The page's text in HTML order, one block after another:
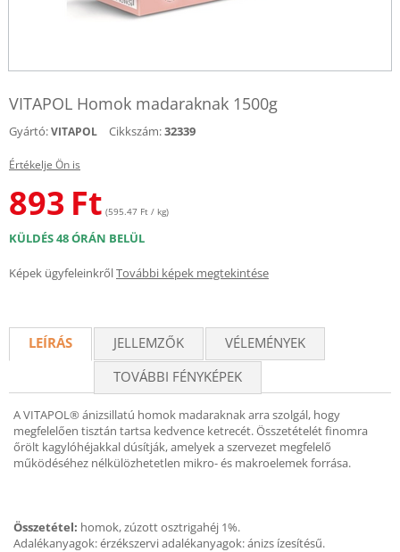
VITAPOL Homok madaraknak 1500g
Gyártó:VITAPOL Cikkszám:32339
Értékelje Ön is
893 Ft (595.47 Ft / kg)
KÜLDÉS 48 ÓRÁN BELÜL
Képek ügyfeleinkrőlTovábbi képek megtekintése
LEÍRÁS JELLEMZŐK
VÉLEMÉNYEK
TOVÁBBI FÉNYKÉPEK
A VITAPOL® ánizsillatú homok madaraknak arra szolgál, hogy
megfelelően tisztán tartsa kedvence ketrecét. Összetételét finomra
őrölt kagylóhéjakkal dúsítják, amelyek a szervezet megfelelő
működéséhez nélkülözhetetlen mikro- és makroelemek forrása.
Összetétel: homok, zúzott osztrigahéj 1%.
Adalékanyagok: érzékszervi adalékanyagok: ánizs ízesítésű.